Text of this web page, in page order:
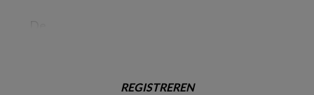
REGISTREREN